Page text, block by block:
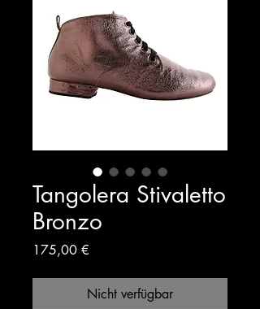
Tangolera Stivaletto
Bronzo
175,00 €
Nicht verfügbar